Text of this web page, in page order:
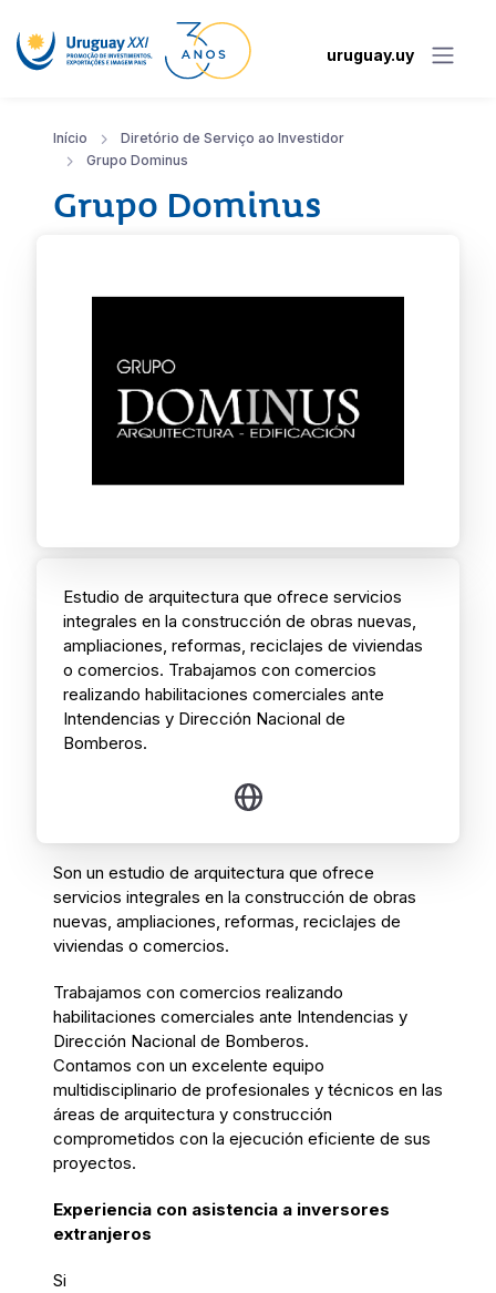
uruguay.uy
Início
Diretório de Serviço ao Investidor
Grupo Dominus
Grupo Dominus
Estudio de arquitectura que ofrece servicios
integrales en la construcción de obras nuevas,
ampliaciones, reformas, reciclajes de viviendas
o comercios. Trabajamos con comercios
realizando habilitaciones comerciales ante
Intendencias y Dirección Nacional de
Bomberos.
Son un estudio de arquitectura que ofrece
servicios integrales en la construcción de obras
nuevas, ampliaciones, reformas, reciclajes de
viviendas o comercios.
Trabajamos con comercios realizando
habilitaciones comerciales ante Intendencias y
Dirección Nacional de Bomberos.
Contamos con un excelente equipo
multidisciplinario de profesionales y técnicos en las
áreas de arquitectura y construcción
comprometidos con la ejecución eficiente de sus
proyectos.
Experiencia con asistencia a inversores
extranjeros
Si